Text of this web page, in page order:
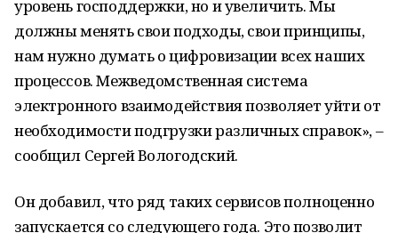
уровень господдержки, но и увеличить. Мы
должны менять свои подходы, свои принципы,
нам нужно думать о цифровизации всех наших
процессов. Межведомственная система
электронного взаимодействия позволяет уйти от
необходимости подгрузки различных справок», –
сообщил Сергей Вологодский.
Он добавил, что ряд таких сервисов полноценно
запускается со следующего года. Это позволит